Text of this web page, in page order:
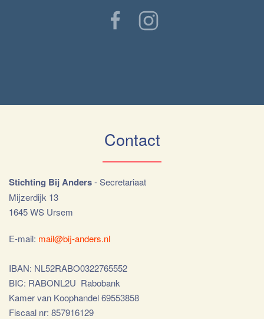
Contact
Stichting Bij Anders- Secretariaat
Mijzerdijk 13
1645 WS Ursem
E-mail: mail@bij-anders.nl
IBAN: NL52RABO0322765552
BIC: RABONL2U Rabobank
Kamer van Koophandel 69553858
Fiscaal nr: 857916129